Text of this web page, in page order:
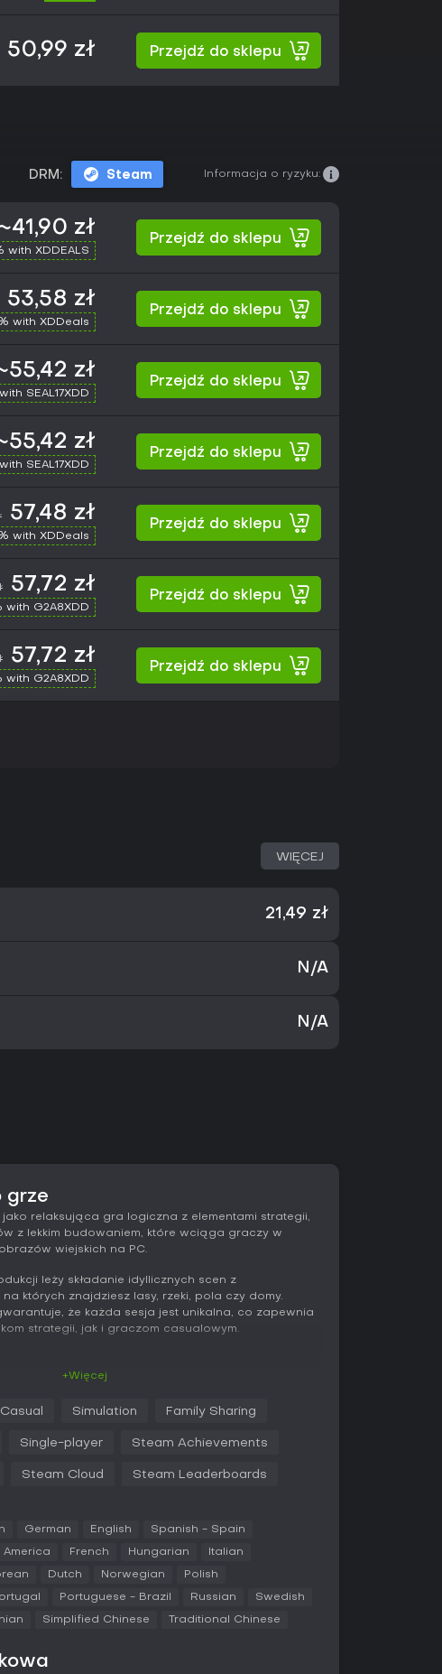
50,99 zł Przejdź do sklepu
DRM: Steam Informacja o ryzyku:
zł
with XDDEALS
Przejdź do sklepu
53,58 zł
with XDDeals
Przejdź do sklepu
zł
SEAL17XDD
Przejdź do sklepu
zł
SEAL17XDD
Przejdź do sklepu
57,48 zł
with XDDeals
Przejdź do sklepu
57,72 zł
with G2A8XDD
Przejdź do sklepu
57,72 zł
with G2A8XDD
Przejdź do sklepu
WIĘCEJ
21,49 zł
N/A
N/A
grze
relaksująca gra logiczna z elementami strategii,
z lekkim budowaniem, które wciąga graczy w
wiejskich na PC.
leży składanie idyllicznych scen z
których znajdziesz lasy, rzeki, pola czy domy.
że każda sesja jest unikalna, co zapewnia
strategii, jak i graczom casualowym.
z stosem proceduralnie generowanych kafelków i
grupy krajobrazów - rozległe lasy czy zwarte
wiatrak wymaga połączenia z sześcioma polami
z różnorodnymi terenami i dodatkowymi
przemyślane planowanie, zmuszając do równowagi
a szerszymi strategiami układanki, by
rozwiązywania zagadek.
+Więcej
Casual Simulation Family Sharing
Single-player Steam Achievements
Steam Cloud Steam Leaderboards
German English Spanish - Spain
French Hungarian Italian
Dutch Norwegian Polish
Portuguese - Brazil Russian Swedish
Simplified Chinese Traditional Chinese